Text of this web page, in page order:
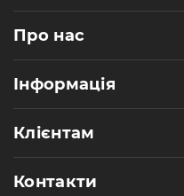
Про нас
Інформація
Клієнтам
Контакти